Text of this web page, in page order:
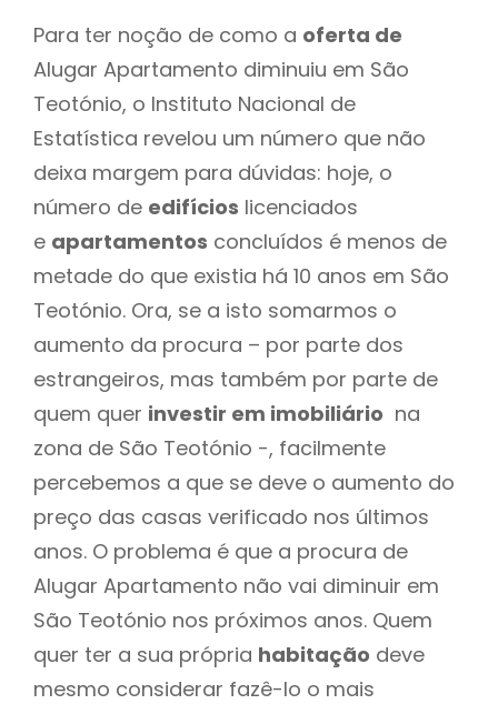
Para ter noção de como a oferta de
Alugar Apartamento diminuiu em São
Teotónio, o Instituto Nacional de
Estatística revelou um número que não
deixa margem para dúvidas: hoje, o
número de edifícios licenciados
e apartamentos concluídos é menos de
metade do que existia há 10 anos em São
Teotónio. Ora, se a isto somarmos o
aumento da procura – por parte dos
estrangeiros, mas também por parte de
quem quer investir em imobiliário na
zona de São Teotónio -, facilmente
percebemos a que se deve o aumento do
preço das casas verificado nos últimos
anos. O problema é que a procura de
Alugar Apartamento não vai diminuir em
São Teotónio nos próximos anos. Quem
quer ter a sua própria habitação deve
mesmo considerar fazê-lo o mais